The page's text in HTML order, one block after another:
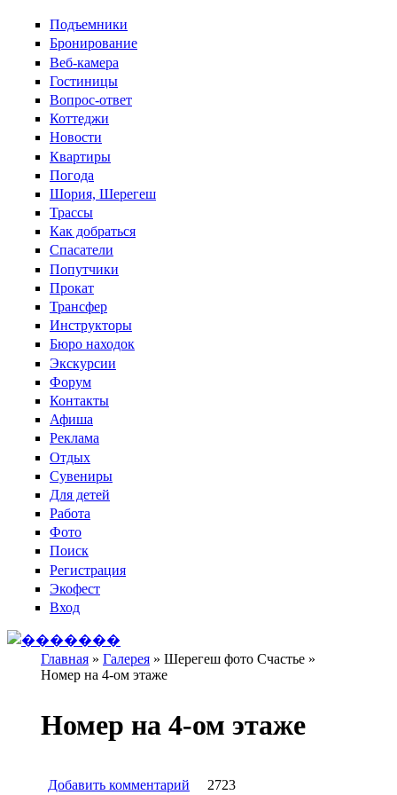
Перейти к основному содержанию
Подъемники
Бронирование
Веб-камера
Гостиницы
Вопрос-ответ
Коттеджи
Новости
Квартиры
Погода
Шория, Шерегеш
Трассы
Как добраться
Спасатели
Попутчики
Прокат
Трансфер
Инструкторы
Бюро находок
Экскурсии
Форум
Контакты
Афиша
Реклама
Отдых
Сувениры
Для детей
Работа
Фото
Поиск
Регистрация
Экофест
Вход
Вы здесь
Главная » Галерея » Шерегеш фото Счастье »
Номер на 4-ом этаже
Номер на 4-ом этаже
Добавить комментарий 2723